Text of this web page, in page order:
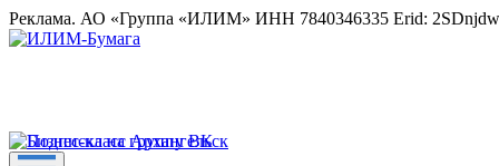
Реклама. АО «Группа «ИЛИМ» ИНН 7840346335 Erid: